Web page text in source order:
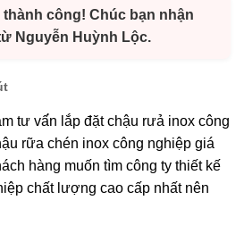
thành công! Chúc bạn nhận
Nguyễn Huỳnh Lộc.
tư vấ́n lắp đặt chậu rưả inox công
rữa chén inox công nghiệp giá
hàng muốn tìm công ty thiết kế
chất lượng cao cấp nhất nên